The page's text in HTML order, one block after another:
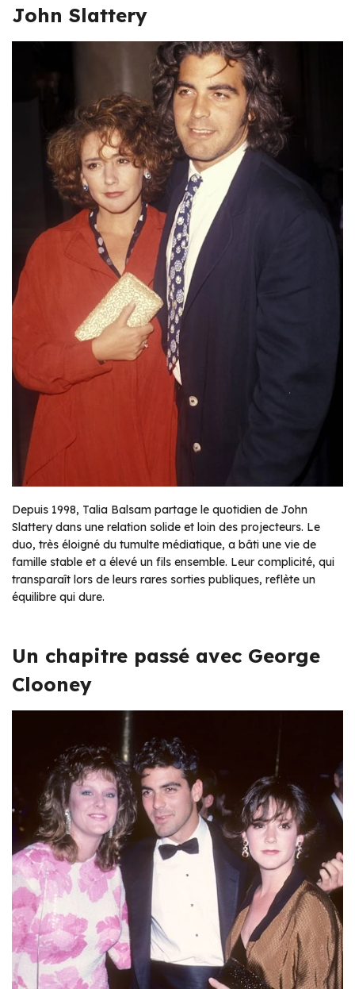
John Slattery
Depuis 1998, Talia Balsam partage le quotidien de John
Slattery dans une relation solide et loin des projecteurs. Le
duo, très éloigné du tumulte médiatique, a bâti une vie de
famille stable et a élevé un fils ensemble. Leur complicité, qui
transparaît lors de leurs rares sorties publiques, reflète un
équilibre qui dure.
Un chapitre passé avec George
Clooney